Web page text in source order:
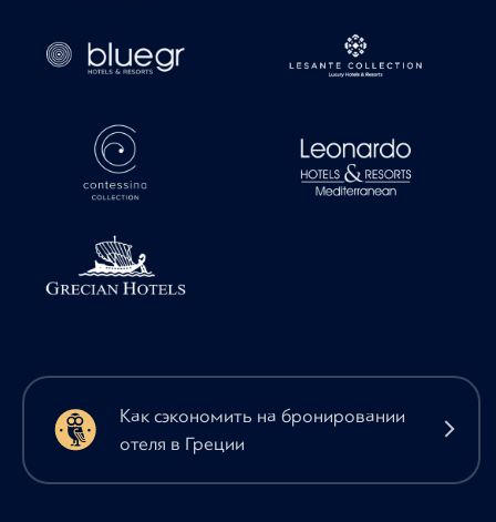
Как сэкономить на бронировании
отеля в Греции